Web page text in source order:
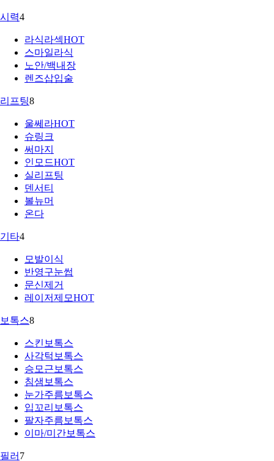
시력4
라식라섹HOT
스마일라식
노안/백내장
렌즈삽입술
리프팅8
울쎄라HOT
슈링크
써마지
인모드HOT
실리프팅
덴서티
볼뉴머
온다
기타4
모발이식
반영구눈썹
문신제거
레이저제모HOT
보톡스8
스킨보톡스
사각턱보톡스
승모근보톡스
침샘보톡스
눈가주름보톡스
입꼬리보톡스
팔자주름보톡스
이마/미간보톡스
필러 7